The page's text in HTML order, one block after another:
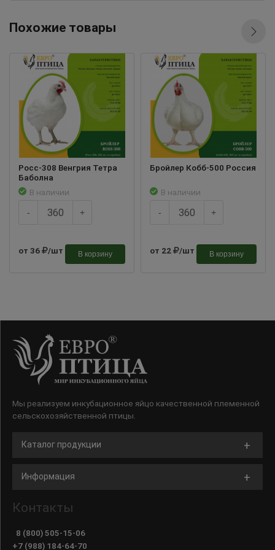
Похожие товары
Росс-308 Венгрия Тетра
Баболна
В наличии
- +
от 36 /шт В корзину
Бройлер Кобб-500 Россия
В наличии
- +
от 22 /шт В корзину
Мы реализуем инкубационное яйцо качественной племенной
сельскохозяйственной птицы.
Каталог продукции
Информация
Контакты
8 (800) 505-15-06
+7 (988) 184-64-70